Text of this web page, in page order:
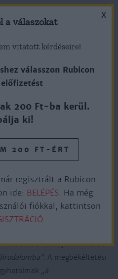
az
fényképfelvétele
ember előtt jelentette be
. A megbékéltetési
„a
X
a válaszokat
vitatott kérdéseire!
válasszon Rubicon
200 Ft-ba kerül.
ki!
200 FT-ÉRT
regisztrált a Rubicon
ide: BELÉPÉS. Ha még
fiókkal, kattintson